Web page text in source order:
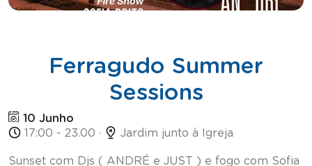
Ferragudo Summer
Sessions
10 Junho
17:00 - 23.00 ·
Jardim junto à Igreja
Sunset com Djs ( ANDRÉ e JUST ) e fogo com Sofia